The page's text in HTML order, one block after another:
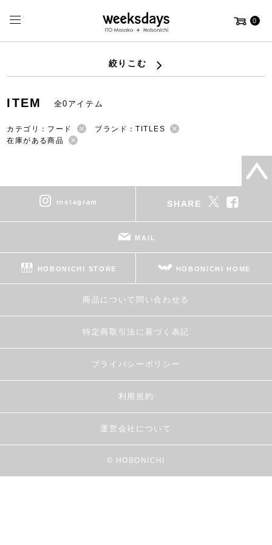
0
絞りこむ
ITEM 全0アイテム
カテゴリ：フード
ブランド：TITLES
在庫がある商品
instagram SHARE
MAIL
HOBONICHI STORE HOBONICHI HOME
商品について問い合わせる
特定商取引法に基づく表記
プライバシーポリシー
利用規約
運営会社について
© HOBONICHI